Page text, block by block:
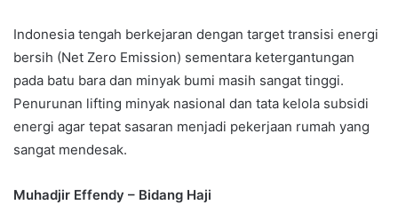
Indonesia tengah berkejaran dengan target transisi energi
bersih (Net Zero Emission) sementara ketergantungan
pada batu bara dan minyak bumi masih sangat tinggi.
Penurunan lifting minyak nasional dan tata kelola subsidi
energi agar tepat sasaran menjadi pekerjaan rumah yang
sangat mendesak.
Muhadjir Effendy – Bidang Haji